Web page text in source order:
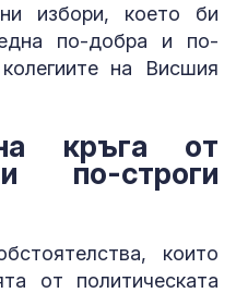
избори, което би
по-добра и по-
на Висшия
кръга от
по-строги
които
от политическата